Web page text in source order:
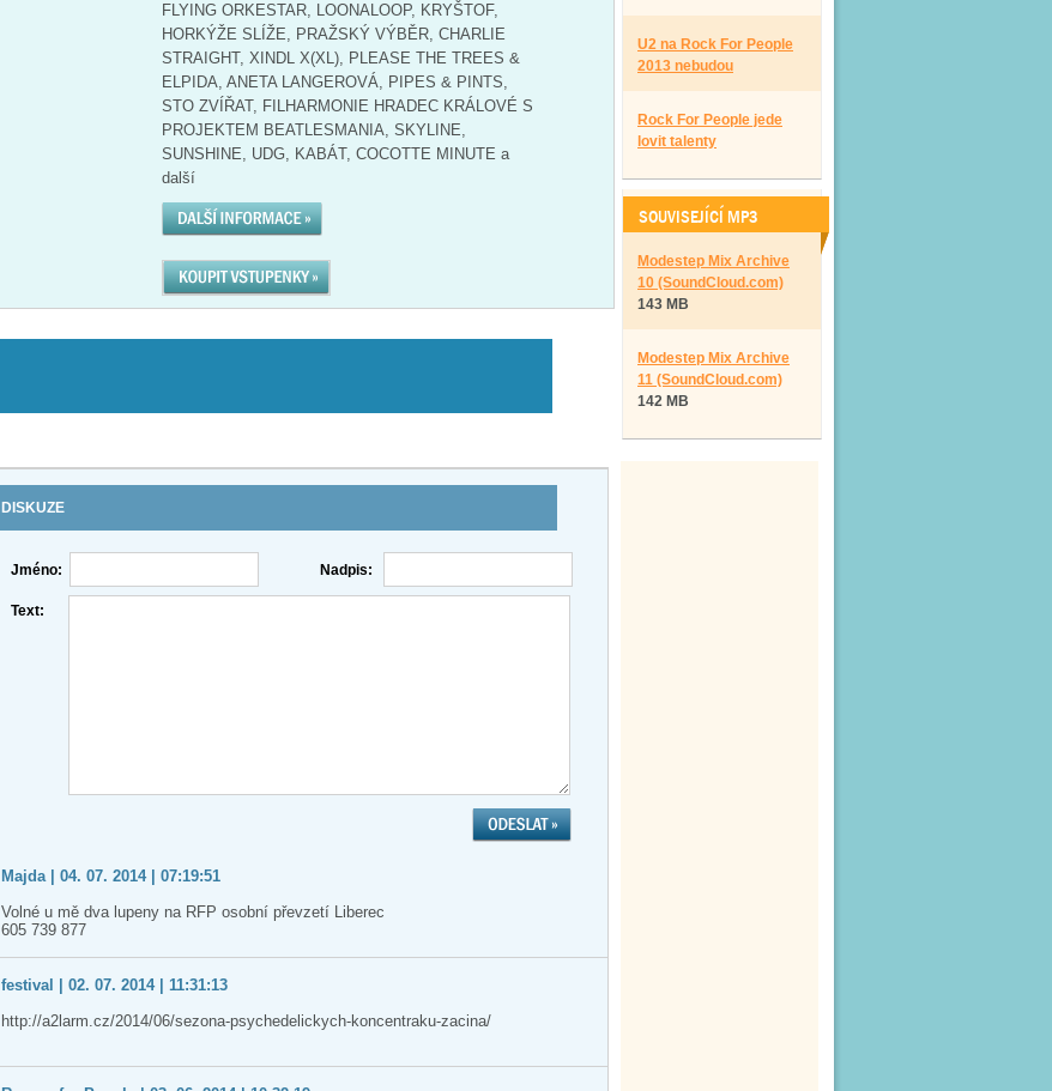
FLYING ORKESTAR, LOONALOOP, KRYŠTOF,
HORKÝŽE SLÍŽE, PRAŽSKÝ VÝBĚR, CHARLIE
STRAIGHT, XINDL X(XL), PLEASE THE TREES &
ELPIDA, ANETA LANGEROVÁ, PIPES & PINTS,
STO ZVÍŘAT, FILHARMONIE HRADEC KRÁLOVÉ S
PROJEKTEM BEATLESMANIA, SKYLINE,
SUNSHINE, UDG, KABÁT, COCOTTE MINUTE a
další
DISKUZE
Jméno: Nadpis:
Text:
Majda | 04. 07. 2014 | 07:19:51
Volné u mě dva lupeny na RFP osobní převzetí Liberec
605 739 877
festival | 02. 07. 2014 | 11:31:13
http://a2larm.cz/2014/06/sezona-psychedelickych-koncentraku-zacina/
U2 na Rock For People
2013 nebudou
Rock For People jede
lovit talenty
SOUVISEJÍCÍ MP3
Modestep Mix Archive
10 (SoundCloud.com)
143 MB
Modestep Mix Archive
11 (SoundCloud.com)
142 MB